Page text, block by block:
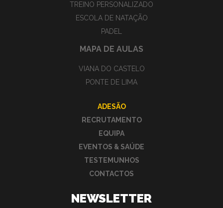
TREINO PERSONALIZADO
ESCOLA DE NATAÇÃO
PADEL
MAPA DE AULAS
VIANA DO CASTELO
PONTE DE LIMA
ADESÃO
RECRUTAMENTO
EQUIPA
EVENTOS & SAÚDE
TESTEMUNHOS
CONTACTOS
NEWSLETTER